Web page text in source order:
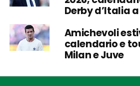
Derby d’Italia
Amichevoli
calendario e
Milan e Juve